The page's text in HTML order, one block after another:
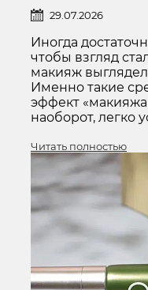
29.07.2026
Иногда
чтобы взгляд
макияж
Именно такие
эффект
наоборот, легко
Читать полностью